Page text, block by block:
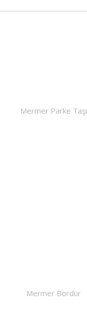
Mermer Parke Taşı
Mermer Bordür